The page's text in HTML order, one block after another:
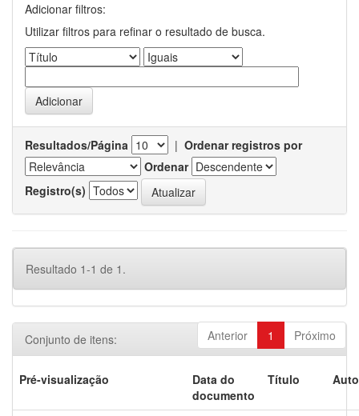
Adicionar filtros:
Utilizar filtros para refinar o resultado de busca.
Resultados/Página | Ordenar registros por
Ordenar
Registro(s)
Resultado 1-1 de 1.
Anterior 1 Próximo
Conjunto de itens:
Pré-visualização
Data do
documento
Título